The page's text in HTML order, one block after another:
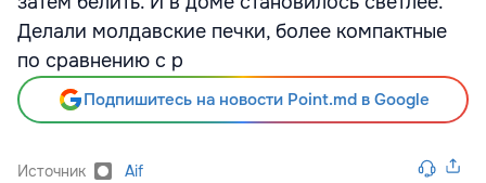
Делали молдавские печки, более компактные
по сравнению с р
Подпишитесь на новости Point.md в Google
Источник Aif